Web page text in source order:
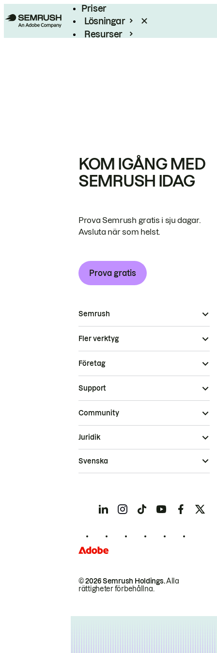
Priser
Lösningar
Resurser
KOM IGÅNG MED
SEMRUSH IDAG
Prova Semrush gratis i sju dagar.
Avsluta när som helst.
Prova gratis
Semrush
Fler verktyg
Företag
Support
Community
© 2026 Semrush Holdings.Alla
rättigheter förbehållna.
Juridik
Svenska